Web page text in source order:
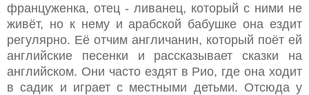
француженка, отец - ливанец, который с ними не
живёт, но к нему и арабской бабушке она ездит
регулярно. Её отчим англичанин, который поёт ей
английские песенки и рассказывает сказки на
английском. Они часто ездят в Рио, где она ходит
в садик и играет с местными детьми. Отсюда у